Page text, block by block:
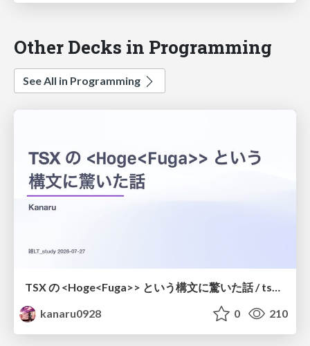
Other Decks in Programming
See All in Programming
kanaru0928
0 210